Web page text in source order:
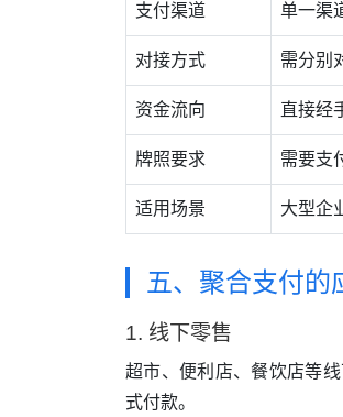
支付渠道 单一渠
对接方式 需分别
资金流向 直接经
牌照要求 需要支
适用场景 大型企
五、聚合支付的
1. 线下零售
超市、便利店、餐饮店等
式付款。